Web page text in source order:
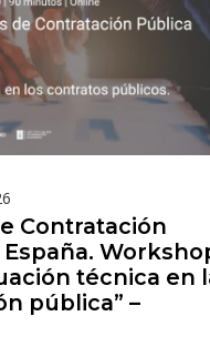
Contratación
técnica en
pública” –